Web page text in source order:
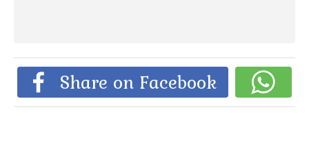
Share on Facebook